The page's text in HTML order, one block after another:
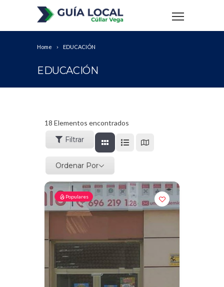
Home EDUCACIÓN
EDUCACIÓN
18 Elementos encontrados
Filtrar
Ordenar Por
Populares